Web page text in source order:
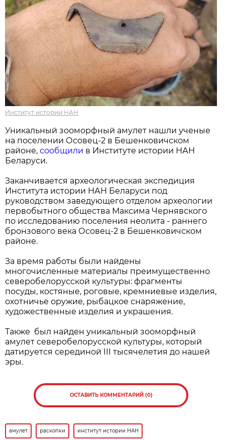
Институт истории НАН
Уникальный зооморфный амулет нашли ученые
на поселении Осовец-2 в Бешенковичском
районе,сообщили в Институте истории НАН
Беларуси.
Заканчивается археологическая экспедиция
Института истории НАН Беларуси под
руководством заведующего отделом археологии
первобытного общества Максима Чернявского
по исследованию поселения неолита - раннего
бронзового века Осовец-2 в Бешенковичском
районе.
За время работы были найдены
многочисленные материалы преимущественно
северобелорусской культуры: фрагменты
посуды, костяные, роговые, кремниевые изделия,
охотничье оружие, рыбацкое снаряжение,
художественные изделия и украшения.
Также был найден уникальный зооморфный
амулет северобелорусской культуры, который
датируется серединой III тысячелетия до нашей
эры.
ОСТАВИТЬ КОММЕНТАРИЙ (0)
амулет раскопки институт истории НАН